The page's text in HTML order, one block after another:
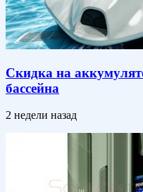
Скидка на
бассейна
2 недели назад